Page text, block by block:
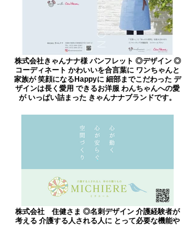
株式会社きゃんナナ様 パンフレット ◎デザイン ◎
コーディネート かわいいを合言葉に ワンちゃんと
家族が 笑顔になるHappyに 細部までこだわった デ
ザインは長く愛用 できるお洋服 わんちゃんへの愛
が いっぱい詰まった きゃんナナブランドです。
株式会社 住健さま ◎名刺デザイン 介護経験者が
考える 介護する人される人に とって必要な機能や